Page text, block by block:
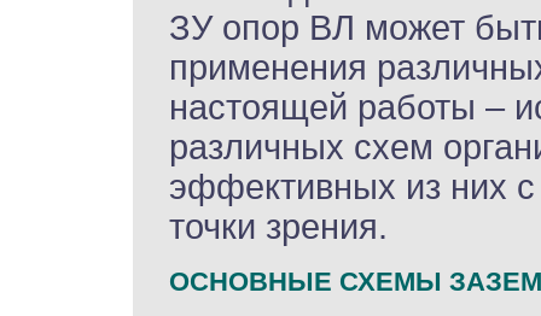
ЗУ опор ВЛ может
применения
настоящей работы –
различных схем
эффективных из них с
точки зрения.
ОСНОВНЫЕ СХЕМЫ